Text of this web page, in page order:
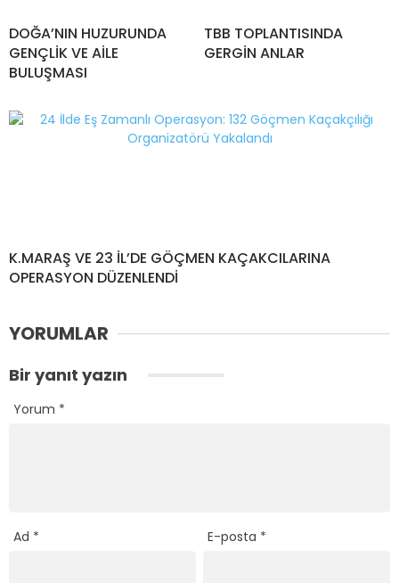
DOĞA’NIN HUZURUNDA
GENÇLİK VE AİLE
BULUŞMASI
TBB TOPLANTISINDA
GERGİN ANLAR
K.MARAŞ VE 23 İL’DE GÖÇMEN KAÇAKCILARINA
OPERASYON DÜZENLENDİ
YORUMLAR
Bir yanıt yazın
Yorum *
Ad * E-posta *